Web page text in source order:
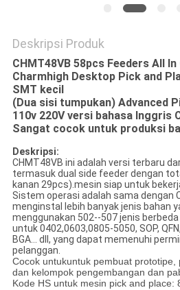
Deskripsi Produk
CHMT48VB 58pcs Feeders All
Charmhigh Desktop Pick and
SMT kecil
(Dua sisi tumpukan) Advanced
110v 220V versi bahasa Inggris
Sangat cocok untuk produksi
Deskripsi:
CHMT48VB ini adalah versi terbaru
termasuk dual side feeder dengan
kanan 29pcs).mesin siap untuk
Sistem operasi adalah sama dengan
menginstal lebih banyak jenis bahan
menggunakan 502--507 jenis
untuk 0402,0603,0805-5050, SOP,
BGA... dll, yang dapat memenuhi
pelanggan.
Cocok untukuntuk pembuat prototipe,
dan kelompok pengembangan dan
Kode HS untuk mesin pick and place: